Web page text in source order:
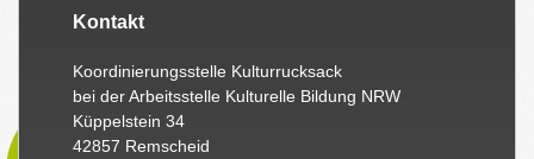
Kontakt
Koordinierungsstelle Kulturrucksack
bei der Arbeitsstelle Kulturelle Bildung NRW
Küppelstein 34
42857 Remscheid